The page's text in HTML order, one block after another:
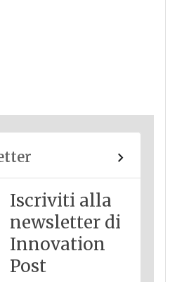
Iscriviti alla
newsletter di
Innovation
Post